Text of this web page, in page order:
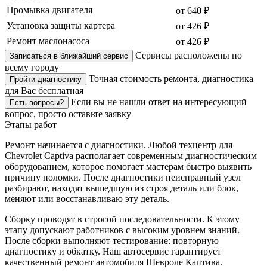
Промывка двигателя
от 640 ₽
Установка защиты картера
от 426 ₽
Ремонт маслонасоса
от 426 ₽
Записаться в ближайший сервис
Сервисы расположены по
всему городу
Пройти диагностику
Точная стоимость ремонта, диагностика
для Вас бесплатная
Есть вопросы?
Если вы не нашли ответ на интересующий
вопрос, просто оставьте заявку
Этапы работ
Ремонт начинается с диагностики. Любой техцентр для
Chevrolet Captiva располагает современным диагностическим
оборудованием, которое помогает мастерам быстро выявить
причину поломки. После диагностики неисправный узел
разбирают, находят вышедшую из строя деталь или блок,
меняют или восстанавливаю эту деталь.
Сборку проводят в строгой последовательности. К этому
этапу допускают работников с высоким уровнем знаний.
После сборки выполняют тестирование: повторную
диагностику и обкатку. Наш автосервис гарантирует
качественный ремонт автомобиля Шевроле Каптива.